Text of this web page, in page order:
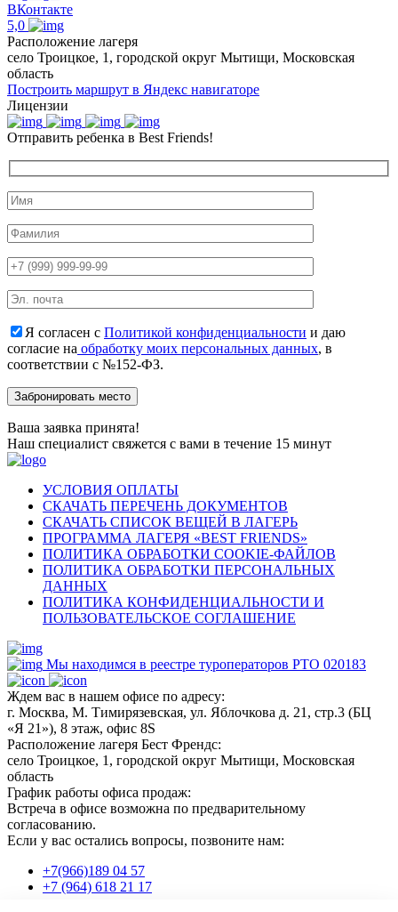
ВКонтакте
5,0
Расположение лагеря
село Троицкое, 1, городской округ Мытищи, Московская
область
Построить маршрут в Яндекс навигаторе
Лицензии
Отправить ребенка в Best Friends!
Я согласен с Политикой конфиденциальности и даю
согласие на обработку моих персональных данных, в
соответствии с №152-ФЗ.
Ваша заявка принята!
Наш специалист свяжется с вами в течение 15 минут
УСЛОВИЯ ОПЛАТЫ
СКАЧАТЬ ПЕРЕЧЕНЬ ДОКУМЕНТОВ
СКАЧАТЬ СПИСОК ВЕЩЕЙ В ЛАГЕРЬ
ПРОГРАММА ЛАГЕРЯ «BEST FRIENDS»
ПОЛИТИКА ОБРАБОТКИ COOKIE-ФАЙЛОВ
ПОЛИТИКА ОБРАБОТКИ ПЕРСОНАЛЬНЫХ
ДАННЫХ
ПОЛИТИКА КОНФИДЕНЦИАЛЬНОСТИ И
ПОЛЬЗОВАТЕЛЬСКОЕ СОГЛАШЕНИЕ
Мы находимся в реестре туроператоров РТО 020183
Ждем вас в нашем офисе по адресу:
г. Москва, М. Тимирязевская, ул. Яблочкова д. 21, стр.3 (БЦ
«Я 21»), 8 этаж, офис 8S
Расположение лагеря Бест Френдс:
село Троицкое, 1, городской округ Мытищи, Московская
область
График работы офиса продаж:
Встреча в офисе возможна по предварительному
согласованию.
Если у вас остались вопросы, позвоните нам:
+7(966)189 04 57
+7 (964) 618 21 17